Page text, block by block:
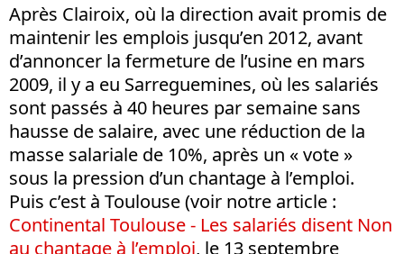
Après Clairoix, où la direction avait promis de
maintenir les emplois jusqu’en 2012, avant
d’annoncer la fermeture de l’usine en mars
2009, il y a eu Sarreguemines, où les salariés
sont passés à 40 heures par semaine sans
hausse de salaire, avec une réduction de la
masse salariale de 10%, après un « vote »
sous la pression d’un chantage à l’emploi.
Puis c’est à Toulouse (voir notre article :
Continental Toulouse - Les salariés disent Non
au chantage à l’emploi, le 13 septembre